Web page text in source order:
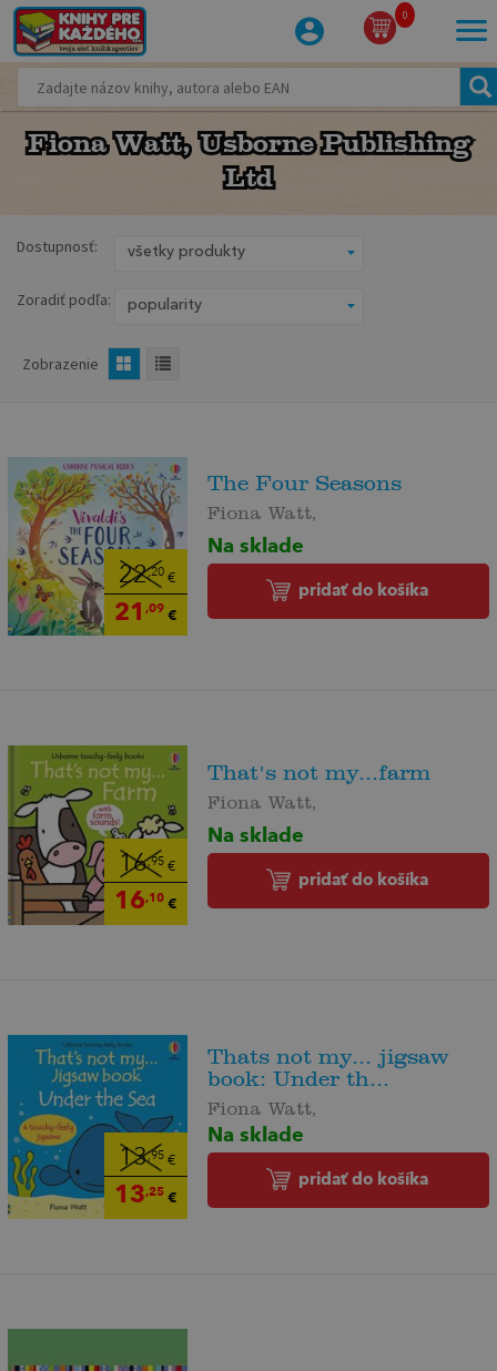
0
Fiona Watt, Usborne Publishing
Ltd
Fiona Watt, Usborne Publishing
Ltd
Dostupnosť:
Zoradiť podľa:
Zobrazenie
22,20€
21 ,09 €
The Four Seasons
Fiona Watt,
Na sklade
pridať do košíka
16,95€
16,10€
That's not my...farm
Fiona Watt,
Na sklade
pridať do košíka
13,95€
13,25€
Thats not my... jigsaw
book: Under th...
Fiona Watt,
Na sklade
pridať do košíka